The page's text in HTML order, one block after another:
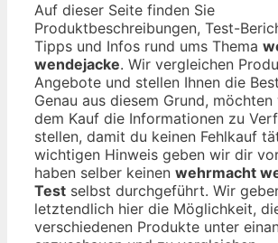
Auf dieser Seite finden Sie
Produktbeschreibungen, Test-
Tipps und Infos rund ums Thema
wendejacke. Wir vergleichen
Angebote und stellen Ihnen die
Genau aus diesem Grund,
dem Kauf die Informationen zu
stellen, damit du keinen Fehlkauf
wichtigen Hinweis geben wir dir
haben selber keinen wehrmacht
Test selbst durchgeführt. Wir
letztendlich hier die Möglichkeit,
verschiedenen Produkte unter